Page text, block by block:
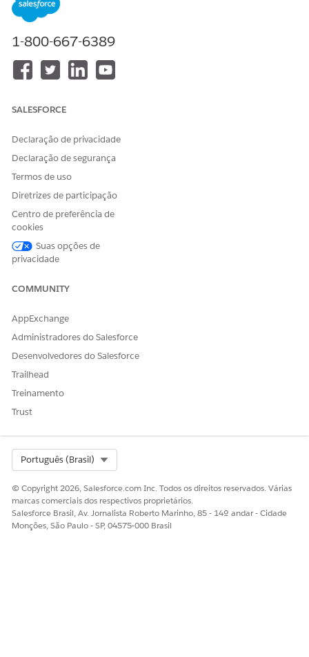
Disponível em: Lightning Experience
Disponível em: Edição
O modelo de prompt de email de confirmação de solicitação
do item da disputa e da disputa para extrair os dados
O modelo de prompt de encerramento de email de
solicitação de disputa de transação usa campos do registro
do item de disputa para recuperar os dados relacionados à
disputa do Salesforce.
Você pode gerenciar e personalizar os modelos de prompts
CONSULTE TAMBÉM:
Criador de prompts
Criar um modelo de prompt
ESTE ARTIGO RESOLVEU SEU PROBLEMA?
Diga-nos para podermos melhorar!
1-800-667-6389
SALESFORCE
Declaração de privacidade
Declaração de segurança
Termos de uso
Diretrizes de participação
Centro de preferência de
cookies
Suas opções de
privacidade
COMMUNITY
AppExchange
Administradores do Salesforce
Desenvolvedores do Salesforce
Trailhead
Treinamento
Trust
Português (Brasil)
© Copyright 2026, Salesforce.com Inc. Todos os direitos reservados. Várias
marcas comerciais dos respectivos proprietários.
Salesforce Brasil, Av. Jornalista Roberto Marinho, 85 - 14º andar - Cidade
Monções, São Paulo - SP, 04575-000 Brasil